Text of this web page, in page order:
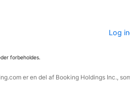
Log
forbeholdes.
er en del af Booking Holdings Inc.,